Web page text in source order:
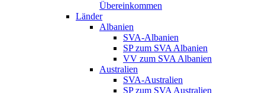
Übereinkommen
Länder
Albanien
SVA-Albanien
SP zum SVA Albanien
VV zum SVA Albanien
Australien
SVA-Australien
SP zum SVA Australien